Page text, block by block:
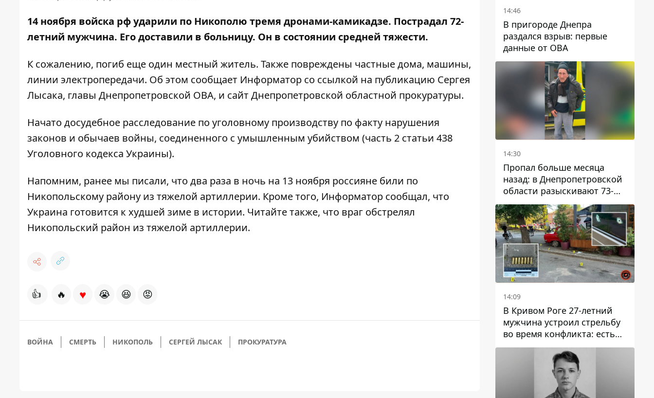
14 ноября войска рф ударили по Никополю тремя дронами-камикадзе. Пострадал 72-
летний мужчина. Его доставили в больницу. Он в состоянии средней тяжести.
К сожалению, погиб еще один местный житель. Также повреждены частные дома, машины,
линии электропередачи. Об этом сообщает Информатор со ссылкой на публикацию Сергея
Лысака, главы Днепропетровской ОВА, и сайт Днепропетровской областной прокуратуры.
Начато досудебное расследование по уголовному производству по факту нарушения
законов и обычаев войны, соединенного с умышленным убийством (часть 2 статьи 438
Уголовного кодекса Украины).
Напомним, ранее мы писали, что два раза в ночь на 13 ноября россияне били по
Никопольскому району из тяжелой артиллерии. Кроме того, Информатор сообщал, что
Украина готовится к худшей зиме в истории. Читайте также, что враг обстрелял
Никопольский район из тяжелой артиллерии.
👍 🔥 ♥ 😭 😆 😡
ВОЙНА СМЕРТЬ НИКОПОЛЬ СЕРГЕЙ ЛЫСАК ПРОКУРАТУРА
14:46
В пригороде Днепра
раздался взрыв: первые
данные от ОВА
14:30
Пропал больше месяца
назад: в Днепропетровской
области разыскивают 73-
летнего мужчину
14:09
В Кривом Роге 27-летний
мужчина устроил стрельбу
во время конфликта: есть
раненый